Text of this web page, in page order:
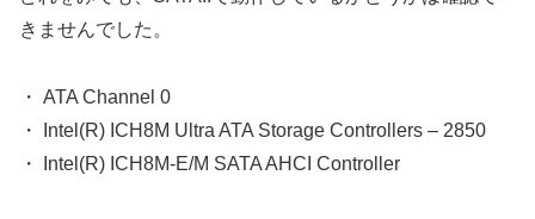
きませんでした。
・ ATA Channel 0
・ Intel(R) ICH8M Ultra ATA Storage Controllers – 2850
・ Intel(R) ICH8M-E/M SATA AHCI Controller